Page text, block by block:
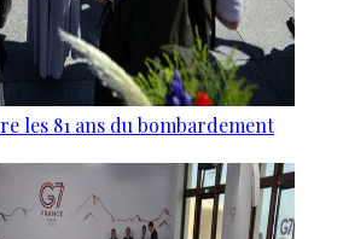
les 81 ans du bombardement